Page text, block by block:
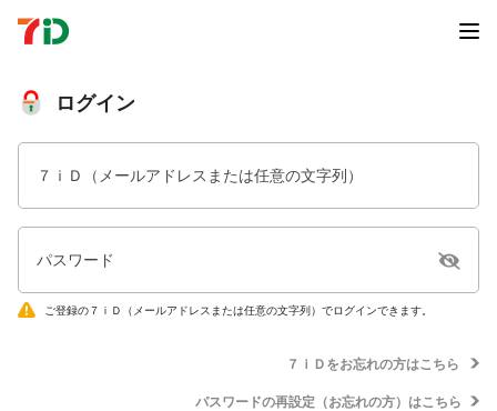
ログイン
７ｉＤ（メールアドレスまたは任意の文字列）
パスワード
ご登録の７ｉＤ（メールアドレスまたは任意の文字列）でログインできます。
７ｉＤをお忘れの方はこちら
パスワードの再設定（お忘れの方）はこちら